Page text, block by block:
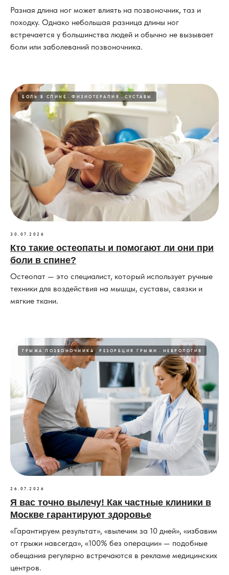
Разная длина ног может влиять на позвоночник, таз и
походку. Однако небольшая разница длины ног
встречается у большинства людей и обычно не вызывает
боли или заболеваний позвоночника.
БОЛЬ В СПИНЕ ФИЗИОТЕРАПИЯ СУСТАВЫ
30.07.2026
Кто такие остеопаты и помогают ли они при
боли в спине?
Остеопат — это специалист, который использует ручные
техники для воздействия на мышцы, суставы, связки и
мягкие ткани.
ГРЫЖА ПОЗВОНОЧНИКА РЕЗОРБЦИЯ ГРЫЖИ НЕВРОЛОГИЯ
26.07.2026
Я вас точно вылечу! Как частные клиники в
Москве гарантируют здоровье
«Гарантируем результат», «вылечим за 10 дней», «избавим
от грыжи навсегда», «100% без операции» — подобные
обещания регулярно встречаются в рекламе медицинских
центров.